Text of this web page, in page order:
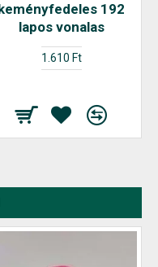
192
lapos vonalas
1.610 Ft